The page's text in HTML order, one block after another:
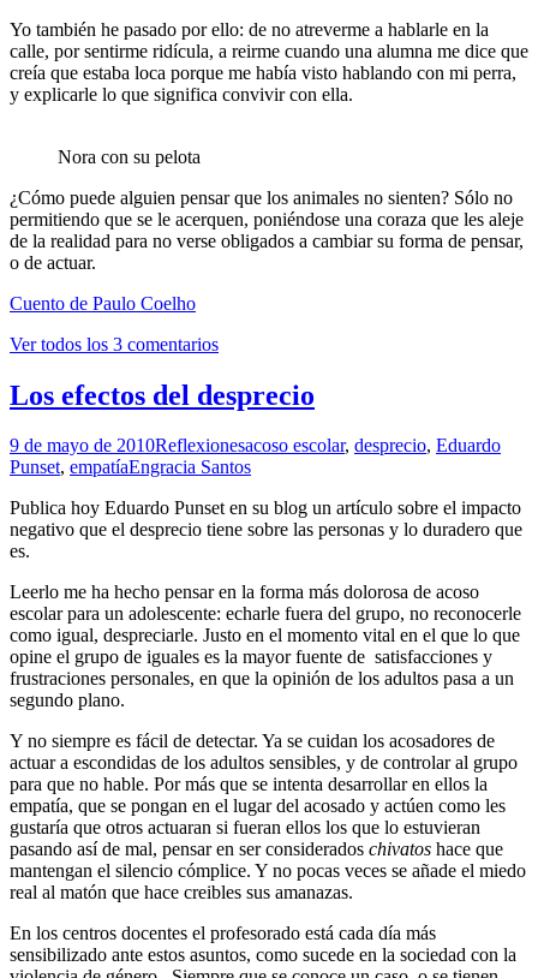
Yo también he pasado por ello: de no atreverme a hablarle en la
calle, por sentirme ridícula, a reirme cuando una alumna me dice que
creía que estaba loca porque me había visto hablando con mi perra,
y explicarle lo que significa convivir con ella.
Nora con su pelota
¿Cómo puede alguien pensar que los animales no sienten? Sólo no
permitiendo que se le acerquen, poniéndose una coraza que les aleje
de la realidad para no verse obligados a cambiar su forma de pensar,
o de actuar.
Cuento de Paulo Coelho
Ver todos los 3 comentarios
Los efectos del desprecio
9 de mayo de 2010Reflexionesacoso escolar, desprecio, Eduardo
Punset, empatíaEngracia Santos
Publica hoy Eduardo Punset en su blog un artículo sobre el impacto
negativo que el desprecio tiene sobre las personas y lo duradero que
es.
Leerlo me ha hecho pensar en la forma más dolorosa de acoso
escolar para un adolescente: echarle fuera del grupo, no reconocerle
como igual, despreciarle. Justo en el momento vital en el que lo que
opine el grupo de iguales es la mayor fuente de satisfacciones y
frustraciones personales, en que la opinión de los adultos pasa a un
segundo plano.
Y no siempre es fácil de detectar. Ya se cuidan los acosadores de
actuar a escondidas de los adultos sensibles, y de controlar al grupo
para que no hable. Por más que se intenta desarrollar en ellos la
empatía, que se pongan en el lugar del acosado y actúen como les
gustaría que otros actuaran si fueran ellos los que lo estuvieran
pasando así de mal, pensar en ser considerados chivatos hace que
mantengan el silencio cómplice. Y no pocas veces se añade el miedo
real al matón que hace creibles sus amanazas.
En los centros docentes el profesorado está cada día más
sensibilizado ante estos asuntos, como sucede en la sociedad con la